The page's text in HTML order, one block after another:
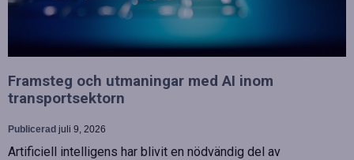
Framsteg och utmaningar med AI inom
transportsektorn
Publicerad juli 9, 2026
Artificiell intelligens har blivit en nödvändig del av